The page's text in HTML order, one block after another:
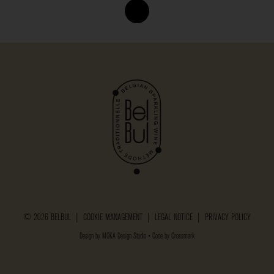
© 2026 BELBUL | COOKIE MANAGEMENT LEGAL NOTICE PRIVACY POLICY
Design by MOKA Design Studio • Code by Crossmark